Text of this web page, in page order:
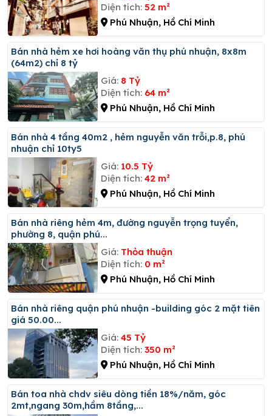
Diện tích: 52 m²
Phú Nhuận, Hồ Chí Minh
Bán nhà hẻm xe hơi hoàng văn thụ phú nhuận, 8x8m
(64m2) chỉ 8 tỷ
Giá: 8 Tỷ
Diện tích: 64 m²
Phú Nhuận, Hồ Chí Minh
Bán nhà 4 tầng 40m2 , hẻm nguyễn văn trỗi,p.8, phú
nhuận chỉ 10ty5
Giá: 10.5 Tỷ
Diện tích: 42 m²
Phú Nhuận, Hồ Chí Minh
Bán nhà riêng hẻm 4m, đường nguyễn trọng tuyển,
phường 8, quận phú...
Giá: Thỏa thuận
Diện tích: 0 m²
Phú Nhuận, Hồ Chí Minh
Bán nhà riêng quận phú nhuận -building góc 2 mặt tiên
giá 50.00...
Giá: 45 Tỷ
Diện tích: 350 m²
Phú Nhuận, Hồ Chí Minh
Bán toa nhà chdv siêu dòng tiền 18%/năm, góc
2mt,ngang 30m,hầm 8tầng,...